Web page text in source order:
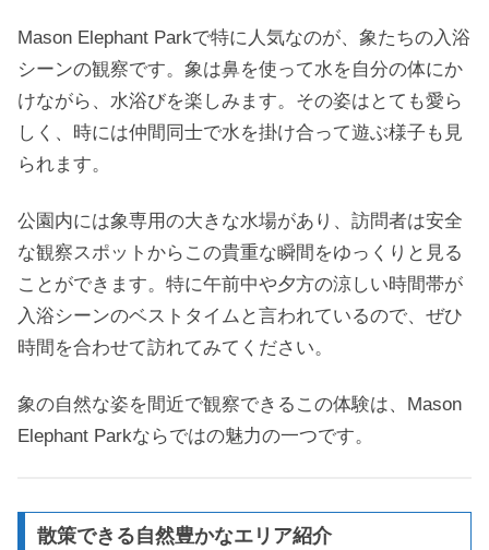
Mason Elephant Parkで特に人気なのが、象たちの入浴
シーンの観察です。象は鼻を使って水を自分の体にか
けながら、水浴びを楽しみます。その姿はとても愛ら
しく、時には仲間同士で水を掛け合って遊ぶ様子も見
られます。
公園内には象専用の大きな水場があり、訪問者は安全
な観察スポットからこの貴重な瞬間をゆっくりと見る
ことができます。特に午前中や夕方の涼しい時間帯が
入浴シーンのベストタイムと言われているので、ぜひ
時間を合わせて訪れてみてください。
象の自然な姿を間近で観察できるこの体験は、Mason
Elephant Parkならではの魅力の一つです。
散策できる自然豊かなエリア紹介